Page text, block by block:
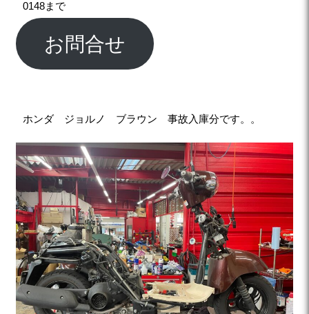
0148まで
お問合せ
ホンダ ジョルノ ブラウン 事故入庫分です。。